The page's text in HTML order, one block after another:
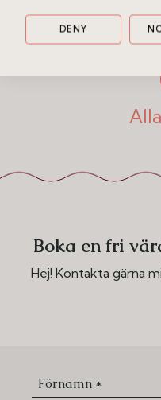
Boka en fri
Hej! Kontakta gärna
DENY